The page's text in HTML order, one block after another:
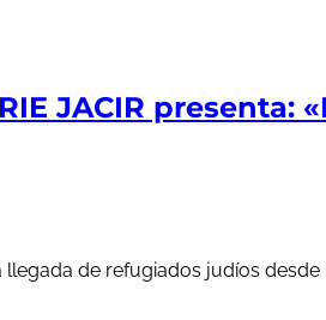
JACIR presenta:
de refugiados judíos